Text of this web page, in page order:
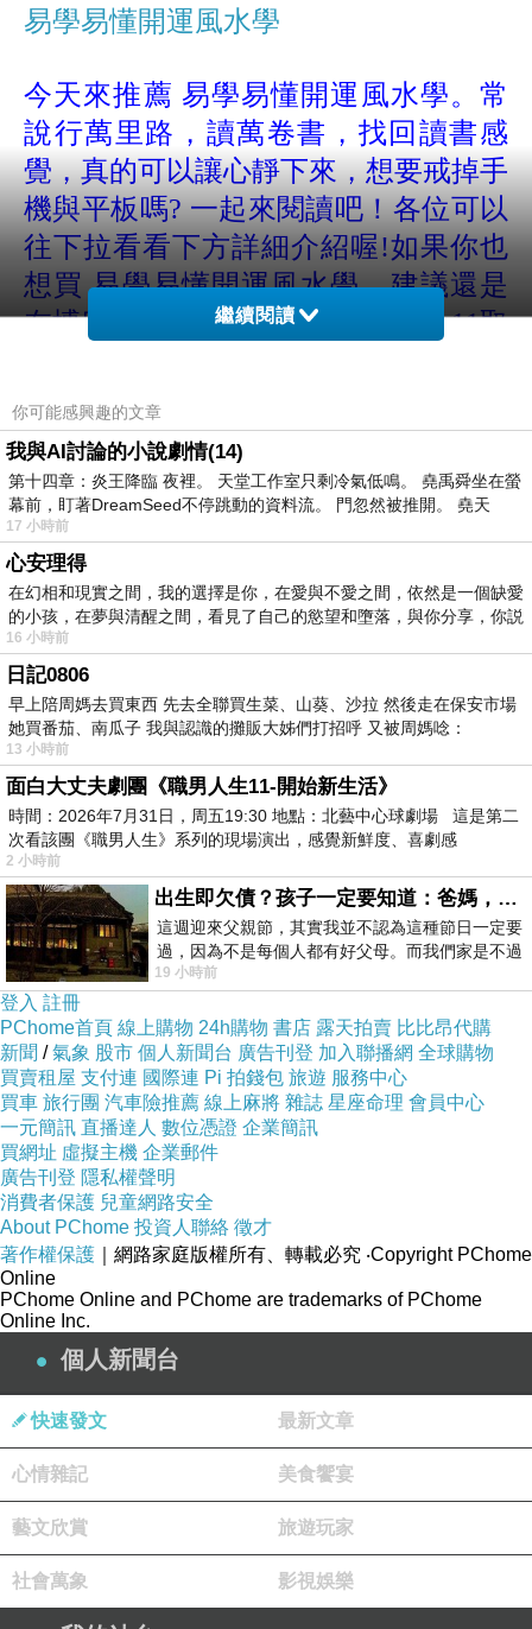
易學易懂開運風水學
今天來推薦 易學易懂開運風水學。常
說行萬里路，讀萬卷書，找回讀書感
覺，真的可以讓心靜下來，想要戒掉手
機與平板嗎? 一起來閱讀吧！各位可以
往下拉看看下方詳細介紹喔!如果你也
想買易學易懂開運風水學，建議還是
在博客來網路書店購買，可以在7-11取
博客來旅遊叢書http://goo.gl/sUAB71
每日一書66折 http://goo.gl/GRhjVu
★本書教你如何善用風水觀念打造天地人合一格
局！
★藏風聚氣，招財兼開運！
即使是最權威的風水大師也承認，
十全十美、面面俱到的風水寶地世上難求！
學習風水，懂得選擇福地而居固然必要，
更重要的，還是要能因地制宜，因人而異，
適度調整風水，安排格局，達到趨吉避凶之效！
《宅經》云：「宅者，人之本，人以宅為家。若
安，即家代吉昌；
若不安，即門族衰微。」故「安居」才能「樂
業」。
而能夠藏風聚氣的好住宅必須具備三個基本條
件：
一是環境位置好，二是建設格局好，三是有氣
勢。本書教你如何做到。
繼續閱讀
你可能感興趣的文章
我與AI討論的小說劇情(14)
第十四章：炎王降臨 夜裡。 天堂工作室只剩冷氣低鳴。 堯禹舜坐在螢
幕前，盯著DreamSeed不停跳動的資料流。 門忽然被推開。 堯天
17 小時前
心安理得
在幻相和現實之間，我的選擇是你，在愛與不愛之間，依然是一個缺愛
的小孩，在夢與清醒之間，看見了自己的慾望和墮落，與你分享，你説
16 小時前
日記0806
早上陪周媽去買東西 先去全聯買生菜、山葵、沙拉 然後走在保安市場
她買番茄、南瓜子 我與認識的攤販大姊們打招呼 又被周媽唸：
13 小時前
面白大丈夫劇團《職男人生11-開始新生活》
時間：2026年7月31日，周五19:30 地點：北藝中心球劇場 這是第二
次看該團《職男人生》系列的現場演出，感覺新鮮度、喜劇感
2 小時前
出生即欠債？孩子一定要知道：爸媽，其實我不欠你們
這週迎來父親節，其實我並不認為這種節日一定要
過，因為不是每個人都有好父母。而我們家是不過
節的，平時也沒什麼儀式感，生活趨近冷
19 小時前
登入 註冊
PChome首頁 線上購物 24h購物 書店 露天拍賣 比比昂代購
新聞 /氣象 股市 個人新聞台 廣告刊登 加入聯播網 全球購物
買賣租屋 支付連 國際連 Pi 拍錢包 旅遊 服務中心
買車 旅行團 汽車險推薦 線上麻將 雜誌 星座命理 會員中心
一元簡訊 直播達人 數位憑證 企業簡訊
買網址 虛擬主機 企業郵件
廣告刊登 隱私權聲明
消費者保護 兒童網路安全
About PChome 投資人聯絡 徵才
著作權保護 ｜網路家庭版權所有、轉載必究 ‧Copyright PChome
Online
PChome Online and PChome are trademarks of PChome
Online Inc.
個人新聞台
快速發文 最新文章
心情雜記 美食饗宴
藝文欣賞 旅遊玩家
社會萬象 影視娛樂